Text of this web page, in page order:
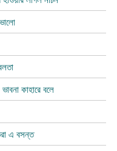
কাহারে বলে
এ বসন্ত